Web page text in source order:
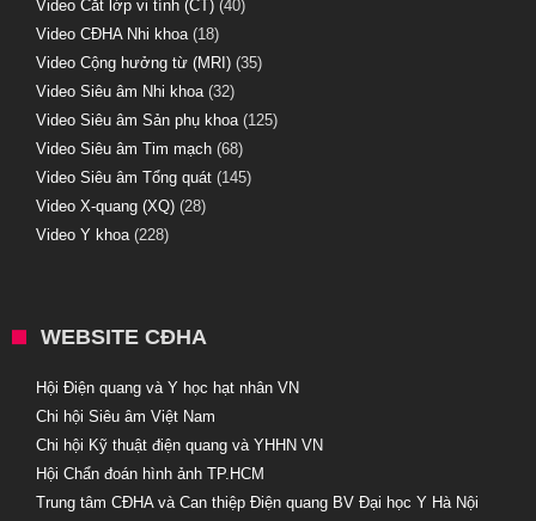
Video Cắt lớp vi tính (CT) (40)
Video CĐHA Nhi khoa(18)
Video Cộng hưởng từ (MRI) (35)
Video Siêu âm Nhi khoa(32)
Video Siêu âm Sản phụ khoa(125)
Video Siêu âm Tim mạch (68)
Video Siêu âm Tổng quát (145)
Video X-quang (XQ) (28)
Video Y khoa(228)
WEBSITE CĐHA
Hội Điện quang và Y học hạt nhân VN
Chi hội Siêu âm Việt Nam
Chi hội Kỹ thuật điện quang và YHHN VN
Hội Chẩn đoán hình ảnh TP.HCM
Trung tâm CĐHA và Can thiệp Điện quang BV Đại học Y Hà Nội